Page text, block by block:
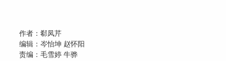
作者：郗凤芹
编辑：岑怡坤 赵怀阳
责编：毛雪婷 牛骅